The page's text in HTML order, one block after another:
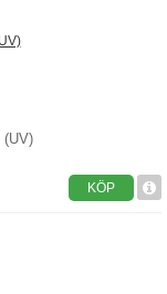
(UV)
KÖP